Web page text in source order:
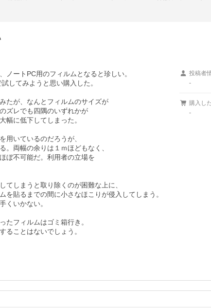
ノートPC用のフィルムとなると珍しい。
してみようと思い購入した。
たが、なんとフィルムのサイズが
ズレでも四隅のいずれかが
幅に低下してしまった。
用いているのだろうが、
。両幅の余りは１ｍほどもなく、
ぼ不可能だ。利用者の立場を
てしまうと取り除くのが困難な上に、
貼るまでの間に小さなほこりが侵入してしまう。
くいかない。
たフィルムはゴミ箱行き。
ることはないでしょう。
投稿者
-
購入し
-